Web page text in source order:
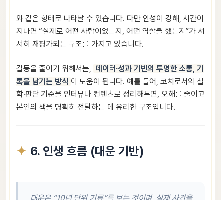
와 같은 형태로 나타날 수 있습니다. 다만 인성이 강해, 시간이
지나면 “실제로 어떤 사람이었는지, 어떤 역할을 했는지”가 서
서히 재평가되는 구조를 가지고 있습니다.
갈등을 줄이기 위해서는, 데이터·성과 기반의 투명한 소통, 기
록을 남기는 방식 이 도움이 됩니다. 예를 들어, 코치로서의 철
학·판단 기준을 인터뷰나 컨텐츠로 정리해두면, 오해를 줄이고
본인의 색을 명확히 전달하는 데 유리한 구조입니다.
6. 인생 흐름 (대운 기반)
대운은 “10년 단위 기류”를 보는 것이며, 실제 사건을